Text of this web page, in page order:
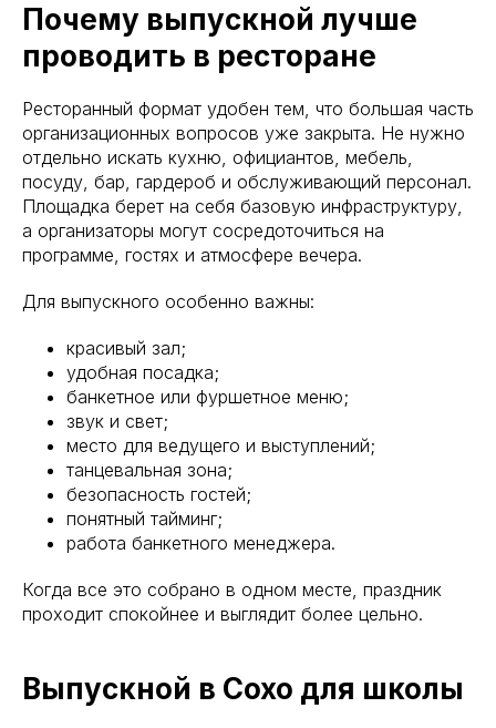
Почему выпускной лучше
проводить в ресторане
Ресторанный формат удобен тем, что большая часть
организационных вопросов уже закрыта. Не нужно
отдельно искать кухню, официантов, мебель,
посуду, бар, гардероб и обслуживающий персонал.
Площадка берет на себя базовую инфраструктуру,
а организаторы могут сосредоточиться на
программе, гостях и атмосфере вечера.
Для выпускного особенно важны:
красивый зал;
удобная посадка;
банкетное или фуршетное меню;
звук и свет;
место для ведущего и выступлений;
танцевальная зона;
безопасность гостей;
понятный тайминг;
работа банкетного менеджера.
Когда все это собрано в одном месте, праздник
проходит спокойнее и выглядит более цельно.
Выпускной в Сохо для школы